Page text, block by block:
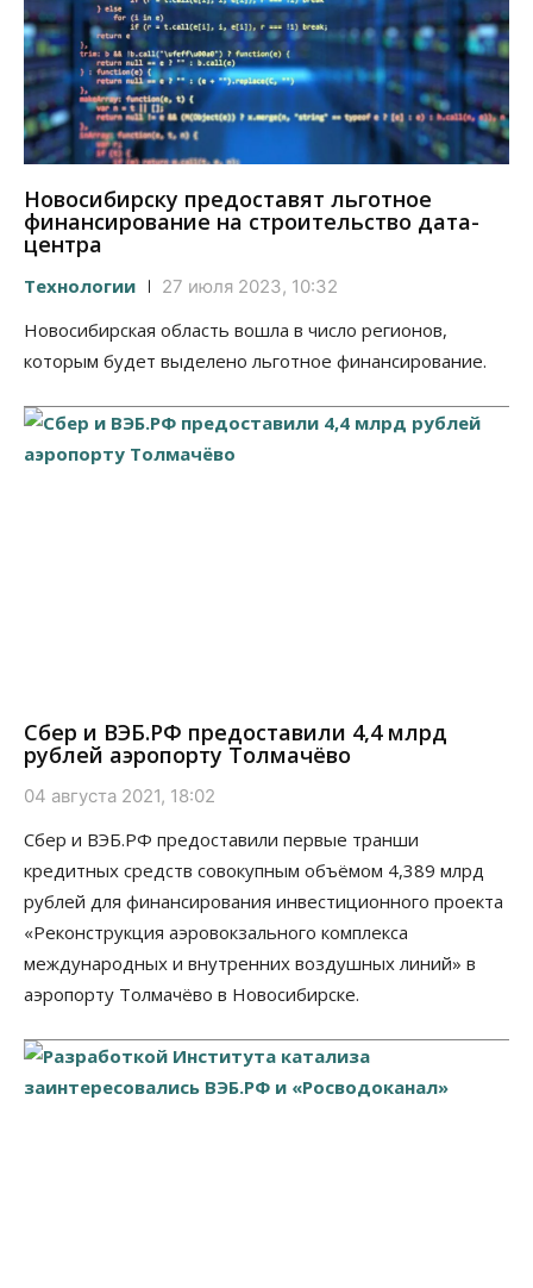
Новосибирску предоставят льготное
финансирование на строительство дата-
центра
Технологии 27 июля 2023, 10:32
Новосибирская область вошла в число регионов,
которым будет выделено льготное финансирование.
Сбер и ВЭБ.РФ предоставили 4,4 млрд
рублей аэропорту Толмачёво
04 августа 2021, 18:02
Сбер и ВЭБ.РФ предоставили первые транши
кредитных средств совокупным объёмом 4,389 млрд
рублей для финансирования инвестиционного проекта
«Реконструкция аэровокзального комплекса
международных и внутренних воздушных линий» в
аэропорту Толмачёво в Новосибирске.